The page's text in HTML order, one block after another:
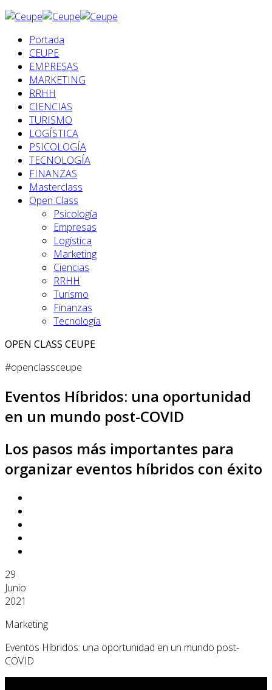
Portada
CEUPE
EMPRESAS
MARKETING
RRHH
CIENCIAS
TURISMO
LOGÍSTICA
PSICOLOGÍA
TECNOLOGÍA
FINANZAS
Masterclass
Open Class
Psicología
Empresas
Logística
Marketing
Ciencias
RRHH
Turismo
Finanzas
Tecnología
OPEN CLASS CEUPE
#openclassceupe
Eventos Híbridos: una oportunidad
en un mundo post-COVID
Los pasos más importantes para
organizar eventos híbridos con éxito
29
Junio
2021
Marketing
Eventos Híbridos: una oportunidad en un mundo post-
COVID